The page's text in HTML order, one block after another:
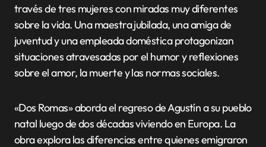
través de tres mujeres con miradas muy diferentes
sobre la vida. Una maestra jubilada, una amiga de
juventud y una empleada doméstica protagonizan
situaciones atravesadas por el humor y reflexiones
sobre el amor, la muerte y las normas sociales.
«Dos Romas» aborda el regreso de Agustín a su pueblo
natal luego de dos décadas viviendo en Europa. La
obra explora las diferencias entre quienes emigraron